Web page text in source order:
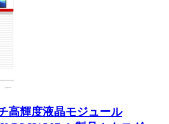
高輝度液晶モジュール